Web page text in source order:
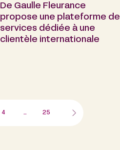
De Gaulle Fleurance
propose une plateforme de
services dédiée à une
clientèle internationale
4 … 25